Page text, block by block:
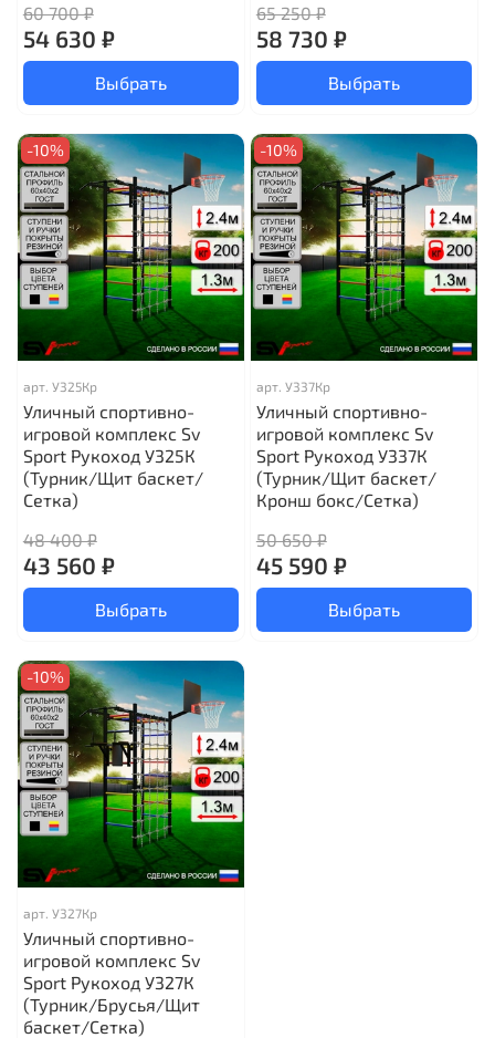
60 700 ₽
54 630 ₽
Выбрать
65 250 ₽
58 730 ₽
Выбрать
-10%
арт. У325Кр
Уличный спортивно-
игровой комплекс Sv
Sport Рукоход У325К
(Турник/Щит баскет/
Сетка)
48 400 ₽
43 560 ₽
Выбрать
-10%
арт. У337Кр
Уличный спортивно-
игровой комплекс Sv
Sport Рукоход У337К
(Турник/Щит баскет/
Кронш бокс/Сетка)
50 650 ₽
45 590 ₽
Выбрать
-10%
арт. У327Кр
Уличный спортивно-
игровой комплекс Sv
Sport Рукоход У327К
(Турник/Брусья/Щит
баскет/Сетка)